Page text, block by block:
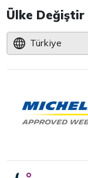
Ülke Değiştir
Türkiye